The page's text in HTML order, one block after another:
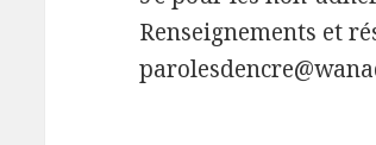
Renseignements et